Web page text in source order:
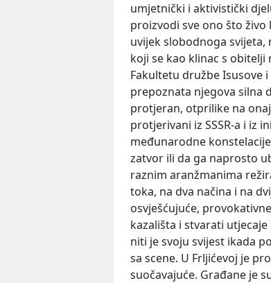
umjetnički i aktivistički
proizvodi sve ono što živo
uvijek slobodnoga svijeta,
koji se kao klinac s
Fakultetu družbe Isusove
prepoznata njegova silna
protjeran, otprilike na
protjerivani iz SSSR-a i iz
međunarodne
zatvor ili da ga naprosto
raznim aranžmanima
toka, na dva načina i na
osvješćujuće,
kazališta i stvarati
niti je svoju svijest ikada
sa scene. U Frljićevoj je
suočavajuće. Građane je